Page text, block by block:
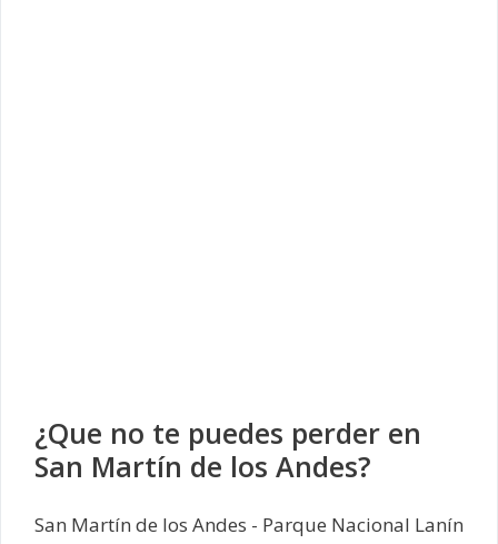
¿Que no te puedes perder en
San Martín de los Andes?
San Martín de los Andes - Parque Nacional Lanín